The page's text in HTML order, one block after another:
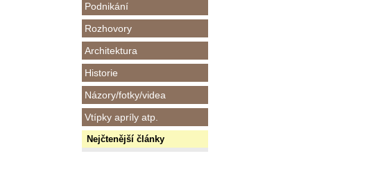
Podnikání
Rozhovory
Architektura
Historie
Názory/fotky/videa
Vtípky apríly atp.
Nejčtenější články